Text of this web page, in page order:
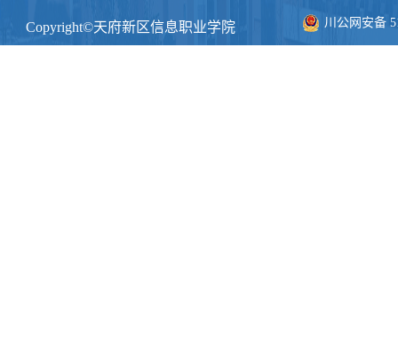
Copyright©天府新区信息职业学院 川公网安备